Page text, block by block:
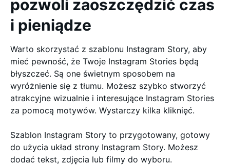
pozwoli zaoszczędzić czas
i pieniądze
Warto skorzystać z szablonu Instagram Story, aby
mieć pewność, że Twoje Instagram Stories będą
błyszczeć. Są one świetnym sposobem na
wyróżnienie się z tłumu. Możesz szybko stworzyć
atrakcyjne wizualnie i interesujące Instagram Stories
za pomocą motywów. Wystarczy kilka kliknięć.
Szablon Instagram Story to przygotowany, gotowy
do użycia układ strony Instagram Story. Możesz
dodać tekst, zdjęcia lub filmy do wyboru.